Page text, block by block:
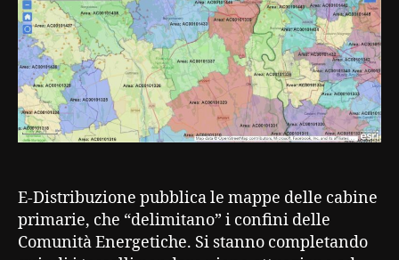
Comunità
Energetiche
E-Distribuzione pubblica le mappe delle cabine
primarie, che “delimitano” i confini delle
Comunità Energetiche. Si stanno completando